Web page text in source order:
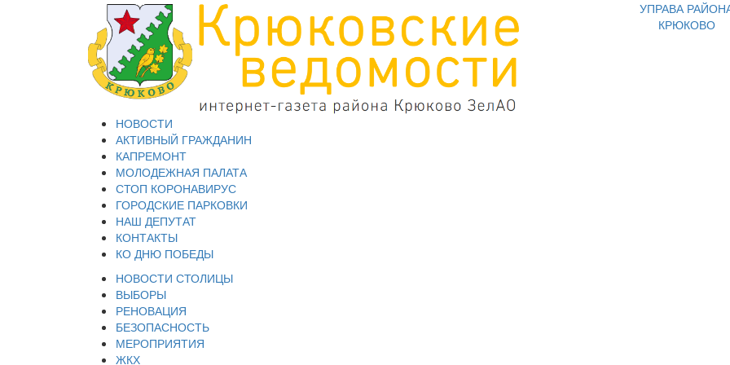
УПРАВА
КРЮКОВО
НОВОСТИ
АКТИВНЫЙ ГРАЖДАНИН
КАПРЕМОНТ
МОЛОДЕЖНАЯ ПАЛАТА
СТОП КОРОНАВИРУС
ГОРОДСКИЕ ПАРКОВКИ
НАШ ДЕПУТАТ
КОНТАКТЫ
КО ДНЮ ПОБЕДЫ
НОВОСТИ СТОЛИЦЫ
ВЫБОРЫ
РЕНОВАЦИЯ
БЕЗОПАСНОСТЬ
МЕРОПРИЯТИЯ
ЖКХ